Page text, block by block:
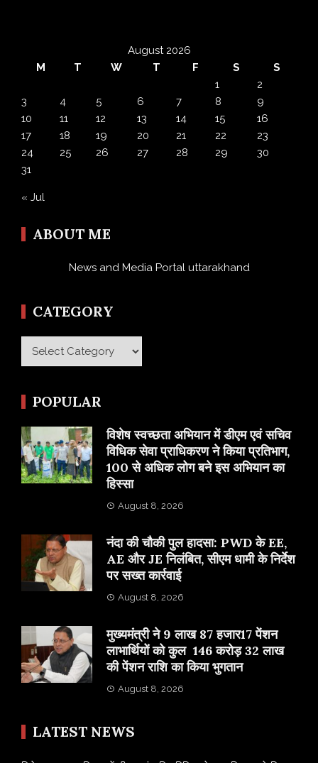
August 2026
M
T W T F S
S
1
2
3
4 5 6 7 8
9
10
11 12 13 14 15
16
17
18 19 20 21 22
23
24
25 26 27 28 29
30
31
« Jul
ABOUT ME
News and Media Portal uttarakhand
CATEGORY
Category
POPULAR
विशेष स्वच्छता अभियान में डीएम एवं सचिव
विधिक सेवा प्राधिकरण ने किया प्रतिभाग,
100 से अधिक लोग बने इस अभियान का
हिस्सा
August 8, 2026
नंदा की चौकी पुल हादसा: PWD के EE,
AE और JE निलंबित, सीएम धामी के निर्देश
पर सख्त कार्रवाई
August 8, 2026
मुख्यमंत्री ने 9 लाख 87 हजार17 पेंशन
लाभार्थियों को कुल 146 करोड़ 32 लाख
की पेंशन राशि का किया भुगतान
August 8, 2026
LATEST NEWS